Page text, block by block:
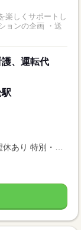
楽しくサポートし
ョンの企画 ・送
、運転代
【休日】 最大週4日休み（シフト制） 希望休あり 特別・有給休暇あり